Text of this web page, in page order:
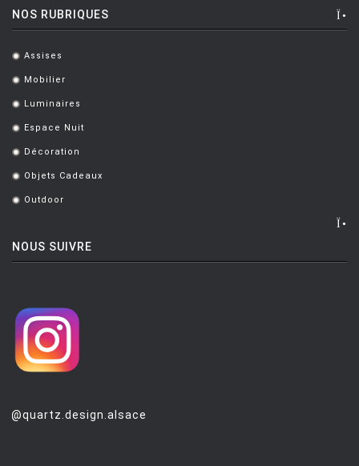
NOS RUBRIQUES
. Assises
. Mobilier
. Luminaires
. Espace Nuit
. Décoration
. Objets Cadeaux
. Outdoor
NOUS SUIVRE
@quartz.design.alsace